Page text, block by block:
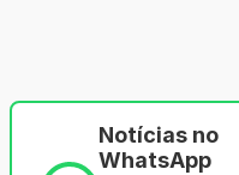
Notícias no
WhatsApp